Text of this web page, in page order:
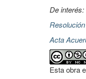
De interés:
Acta
Esta obra